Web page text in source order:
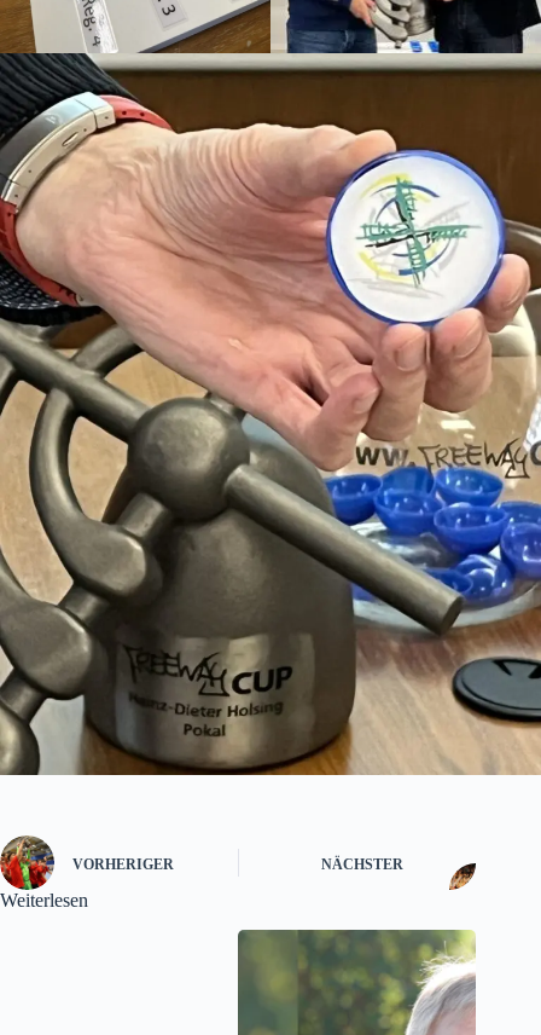
VORHERIGER NÄCHSTER
Weiterlesen